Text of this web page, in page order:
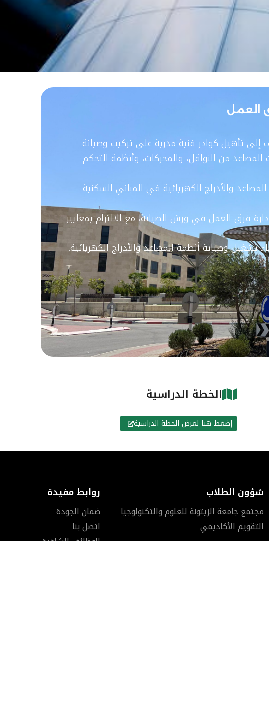
العمل
إلى تأهيل كوادر فنية مدربة على تركيب وصيانة
من النواقل، والمحركات، وأنظمة التحكم
والأدراج الكهربائية في المباني السكنية
فرق العمل في ورش الصيانة، مع الالتزام بمعايير
تشغيل وصيانة أنظمة المصاعد والأدراج الكهربائية.
الخطة الدراسية
إضغط هنا لعرض الخطة الدراسية
شؤون الطلاب
مجتمع جامعة الزيتونة للعلوم والتكنولوجيا
التقويم الأكاديمي
روابط مفيدة
ضمان الجودة
اتصل بنا
الوظائف الشاغرة